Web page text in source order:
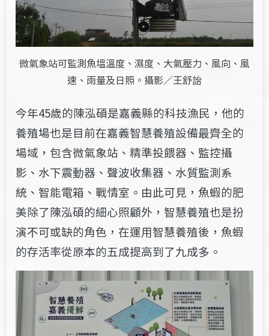
微氣象站可監測魚塭溫度、濕度、大氣壓力、風向、風
速、雨量及日照。攝影／王舒詒
今年45歲的陳泓碩是嘉義縣的科技漁民，他的
養殖場也是目前在嘉義智慧養殖設備最齊全的
場域，包含微氣象站、精準投餵器、監控攝
影、水下震動器、聲波收集器、水質監測系
統、智能電箱、戰情室。由此可見，魚蝦的肥
美除了陳泓碩的細心照顧外，智慧養殖也是扮
演不可或缺的角色，在運用智慧養殖後，魚蝦
的存活率從原本的五成提高到了九成多。